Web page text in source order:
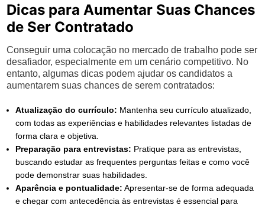
Dicas para Aumentar Suas Chances
de Ser Contratado
Conseguir uma colocação no mercado de trabalho pode ser
desafiador, especialmente em um cenário competitivo. No
entanto, algumas dicas podem ajudar os candidatos a
aumentarem suas chances de serem contratados:
Atualização do currículo: Mantenha seu currículo atualizado,
com todas as experiências e habilidades relevantes listadas de
forma clara e objetiva.
Preparação para entrevistas: Pratique para as entrevistas,
buscando estudar as frequentes perguntas feitas e como você
pode demonstrar suas habilidades.
Aparência e pontualidade: Apresentar-se de forma adequada
e chegar com antecedência às entrevistas é essencial para